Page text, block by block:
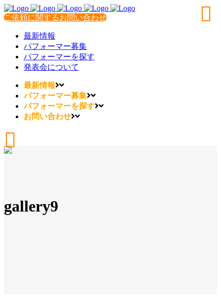
ご依頼に関するお問い合わせ
最新情報
パフォーマー募集
パフォーマーを探す
発表会について
最新情報
パフォーマー募集
パフォーマーを探す
お問い合わせ
gallery9